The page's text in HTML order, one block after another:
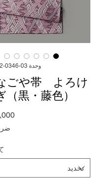
وحدة SKU: MA02-0346-03
ごや帯 よろけ
（黒・藤色）